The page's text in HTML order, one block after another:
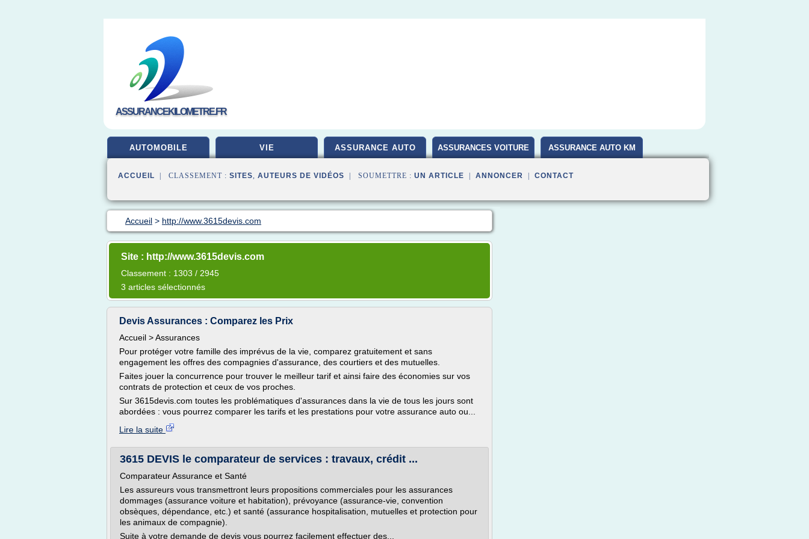
ASSURANCEKILOMETRE.FR
AUTOMOBILE VIE ASSURANCE AUTO ASSURANCES VOITURE ASSURANCE AUTO KM
ACCUEIL | CLASSEMENT : SITES, AUTEURS DE VIDÉOS | SOUMETTRE : UN ARTICLE ANNONCER CONTACT
Accueil > http://www.3615devis.com
Site : http://www.3615devis.com
Classement : 1303 / 2945
3 articles sélectionnés
Devis Assurances : Comparez les Prix
Accueil > Assurances
Pour protéger votre famille des imprévus de la vie, comparez gratuitement et sans
engagement les offres des compagnies d'assurance, des courtiers et des mutuelles.
Faites jouer la concurrence pour trouver le meilleur tarif et ainsi faire des économies sur vos
contrats de protection et ceux de vos proches.
Sur 3615devis.com toutes les problématiques d'assurances dans la vie de tous les jours sont
abordées : vous pourrez comparer les tarifs et les prestations pour votre assurance auto ou...
Lire la suite
3615 DEVIS le comparateur de services : travaux, crédit ...
Comparateur Assurance et Santé
Les assureurs vous transmettront leurs propositions commerciales pour les assurances
dommages (assurance voiture et habitation), prévoyance (assurance-vie, convention
obsèques, dépendance, etc.) et santé (assurance hospitalisation, mutuelles et protection pour
les animaux de compagnie).
Suite à votre demande de devis vous pourrez facilement effectuer des...